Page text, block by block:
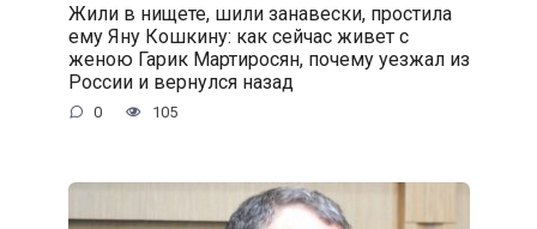
Жили в нищете, шили занавески, простила
ему Яну Кошкину: как сейчас живет с
женою Гарик Мартиросян, почему уезжал из
России и вернулся назад
0 105